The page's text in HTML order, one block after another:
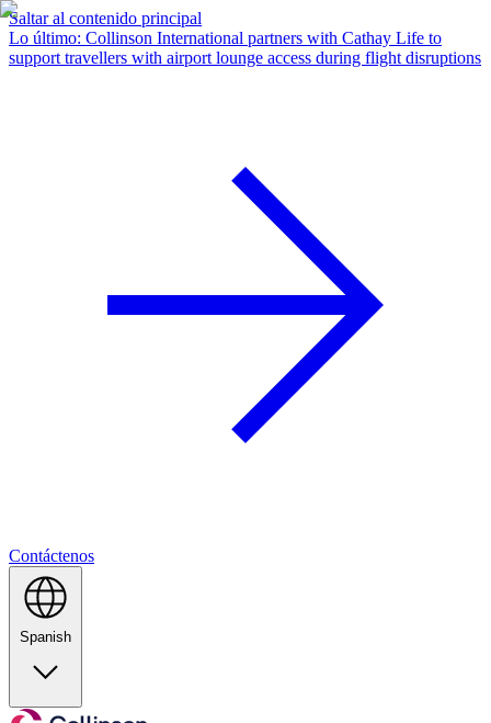
Saltar al contenido principal
Lo último: Collinson International partners with Cathay Life to
support travellers with airport lounge access during flight disruptions
Contáctenos
Spanish